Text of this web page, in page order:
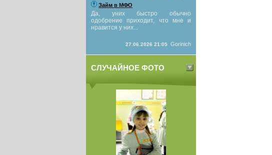
Займ в МФО
Да, уних быстро обычно
одобрение приходит, что мне и
нравится у них...
27.06.2026 21:05 Gorinich
СЛУЧАЙНОЕ ФОТО